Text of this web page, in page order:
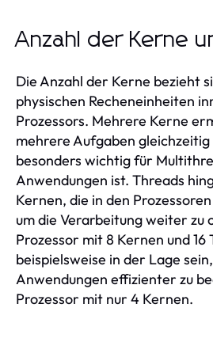
Anzahl der Kerne
Die Anzahl der Kerne bezieht
physischen Recheneinheiten
Prozessors. Mehrere Kerne
mehrere Aufgaben
besonders wichtig für
Anwendungen ist. Threads
Kernen, die in den
um die Verarbeitung weiter zu
Prozessor mit 8 Kernen und 16
beispielsweise in der Lage
Anwendungen effizienter zu
Prozessor mit nur 4 Kernen.